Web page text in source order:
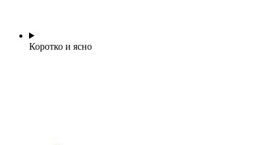
Коротко и ясно